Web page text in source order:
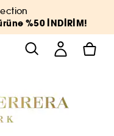
%50 İNDİRİM!